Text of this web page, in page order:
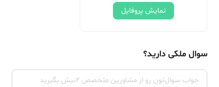
نمایش پروفایل
سوال ملکی دارید؟